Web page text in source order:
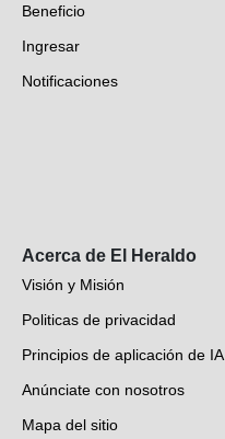
Fotogalerías
Deportes
Videos
Beneficio
Ingresar
Notificaciones
Acerca de El Heraldo
Visión y Misión
Politicas de privacidad
Principios de aplicación de IA
Anúnciate con nosotros
Mapa del sitio